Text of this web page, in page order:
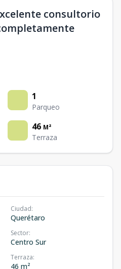
consultorio
1
Parqueo
46 M²
Terraza
Ciudad:
Querétaro
Sector:
Centro Sur
Terraza:
46 m²